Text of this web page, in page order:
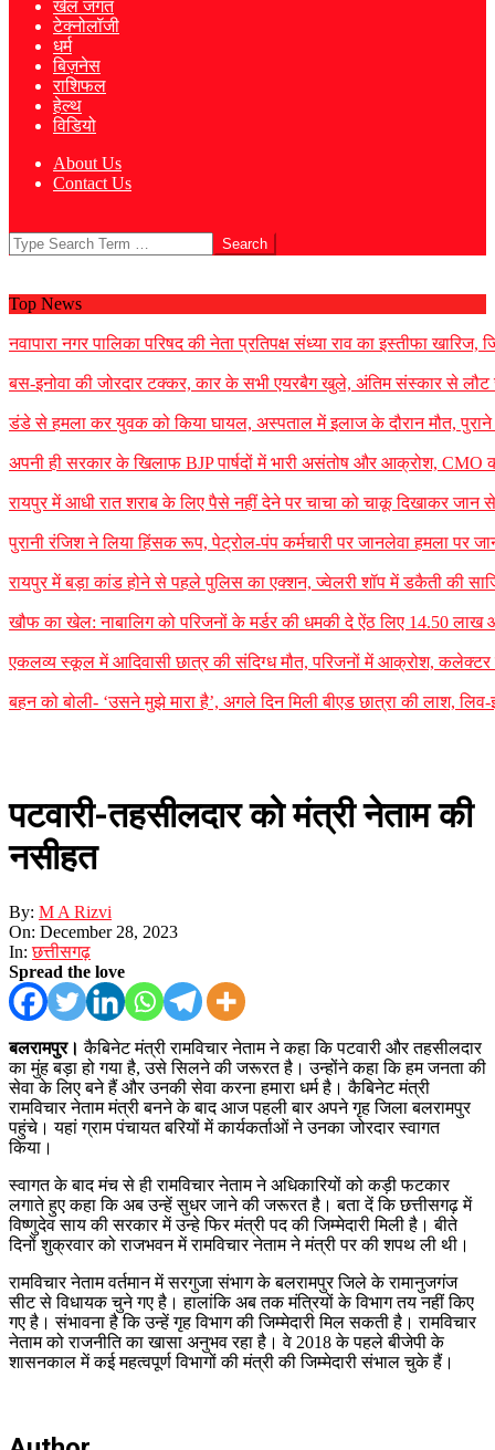
खेल जगत
टेक्नोलॉजी
धर्म
बिज़नेस
राशिफल
हेल्थ
विडियो
About Us
Contact Us
Search
Top News
नवापारा नगर पालिका परिषद की नेता प्रतिपक्ष संध्या राव का इस्तीफा
बस-इनोवा की जोरदार टक्कर, कार के सभी एयरबैग खुले, अंतिम संस्कार से लौट
डंडे से हमला कर युवक को किया घायल, अस्पताल में इलाज के दौरान मौत, पुराने
अपनी ही सरकार के खिलाफ BJP पार्षदों में भारी असंतोष और आक्रोश, CMO
रायपुर में आधी रात शराब के लिए पैसे नहीं देने पर चाचा को चाकू दिखाकर जान से
पुरानी रंजिश ने लिया हिंसक रूप, पेट्रोल-पंप कर्मचारी पर जानलेवा हमला पर
रायपुर में बड़ा कांड होने से पहले पुलिस का एक्शन, ज्वेलरी शॉप में डकैती की
खौफ का खेल: नाबालिग को परिजनों के मर्डर की धमकी दे ऐंठ लिए 14.50 लाख
एकलव्य स्कूल में आदिवासी छात्र की संदिग्ध मौत, परिजनों में आक्रोश, कलेक्टर ने
बहन को बोली- ‘उसने मुझे मारा है’, अगले दिन मिली बीएड छात्रा की लाश,
पटवारी-तहसीलदार को मंत्री नेताम की
नसीहत
By: M A Rizvi
On: December 28, 2023
In: छत्तीसगढ़
Spread the love
बलरामपुर। कैबिनेट मंत्री रामविचार नेताम ने कहा कि पटवारी और तहसीलदार
का मुंह बड़ा हो गया है, उसे सिलने की जरूरत है। उन्होंने कहा कि हम जनता की
सेवा के लिए बने हैं और उनकी सेवा करना हमारा धर्म है। कैबिनेट मंत्री
रामविचार नेताम मंत्री बनने के बाद आज पहली बार अपने गृह जिला बलरामपुर
पहुंचे। यहां ग्राम पंचायत बरियों में कार्यकर्ताओं ने उनका जोरदार स्वागत
किया।
स्वागत के बाद मंच से ही रामविचार नेताम ने अधिकारियों को कड़ी फटकार
लगाते हुए कहा कि अब उन्हें सुधर जाने की जरूरत है। बता दें कि छत्तीसगढ़ में
विष्णुदेव साय की सरकार में उन्हे फिर मंत्री पद की जिम्मेदारी मिली है। बीते
दिनों शुक्रवार को राजभवन में रामविचार नेताम ने मंत्री पर की शपथ ली थी।
रामविचार नेताम वर्तमान में सरगुजा संभाग के बलरामपुर जिले के रामानुजगंज
सीट से विधायक चुने गए है। हालांकि अब तक मंत्रियों के विभाग तय नहीं किए
गए है। संभावना है कि उन्हें गृह विभाग की जिम्मेदारी मिल सकती है। रामविचार
नेताम को राजनीति का खासा अनुभव रहा है। वे 2018 के पहले बीजेपी के
शासनकाल में कई महत्वपूर्ण विभागों की मंत्री की जिम्मेदारी संभाल चुके हैं।